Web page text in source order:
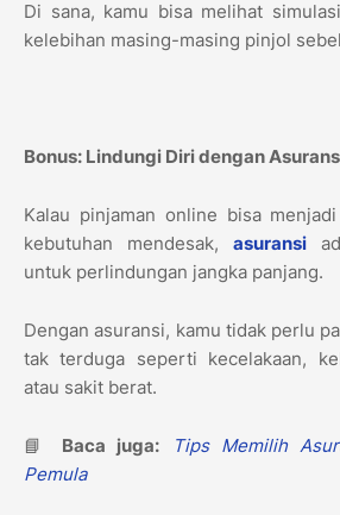
Di sana, kamu bisa melihat
kelebihan masing-masing pinjol
Bonus: Lindungi Diri dengan
Kalau pinjaman online bisa
kebutuhan mendesak, asuransi
untuk perlindungan jangka panjang.
Dengan asuransi, kamu tidak perlu
tak terduga seperti kecelakaan,
atau sakit berat.
📘 Baca juga:
Tips Memilih
Pemula